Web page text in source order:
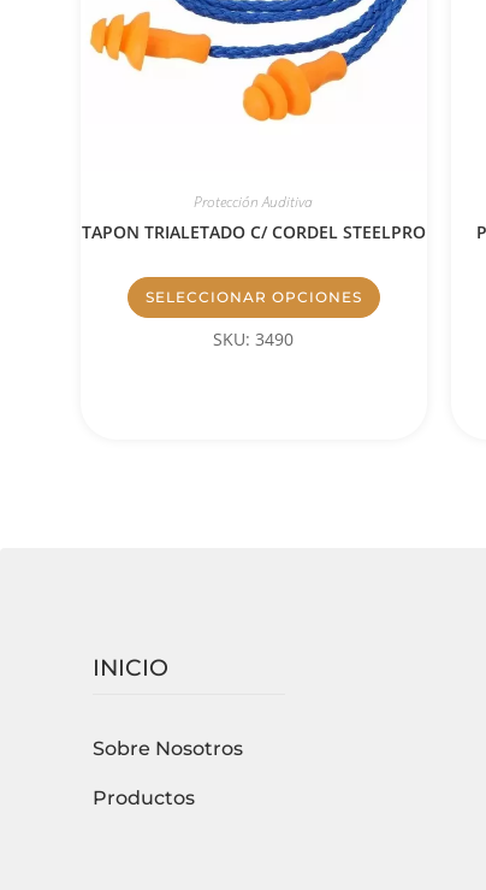
Protección Auditiva
TAPON TRIALETADO C/ CORDEL STEELPRO
SELECCIONAR OPCIONES
SKU: 3490
INICIO
Sobre Nosotros
Productos